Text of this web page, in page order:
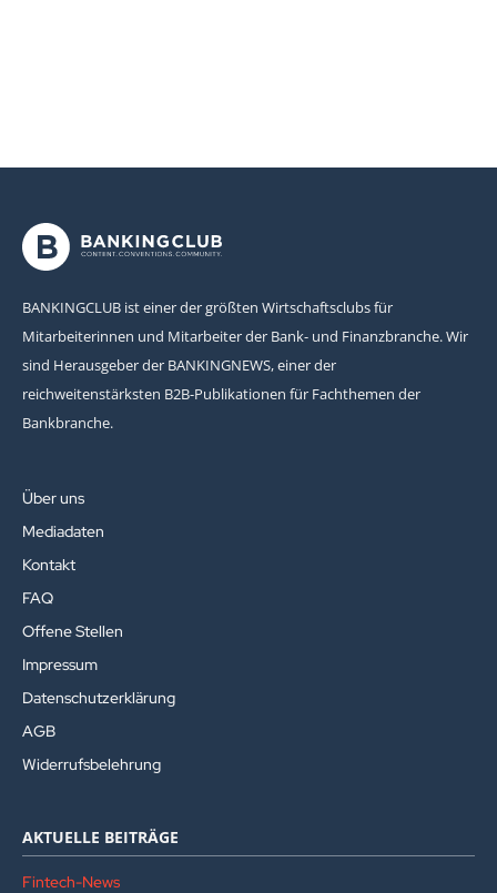
BANKINGCLUB ist einer der größten Wirtschaftsclubs für
Mitarbeiterinnen und Mitarbeiter der Bank- und Finanzbranche. Wir
sind Herausgeber der BANKINGNEWS, einer der
reichweitenstärksten B2B-Publikationen für Fachthemen der
Bankbranche.
Über uns
Mediadaten
Kontakt
FAQ
Offene Stellen
Impressum
Datenschutzerklärung
AGB
Widerrufsbelehrung
AKTUELLE BEITRÄGE
Fintech-News